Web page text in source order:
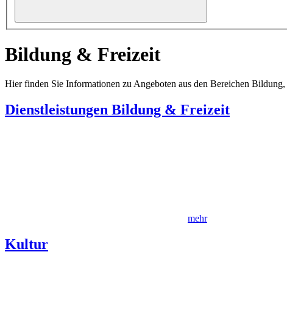
Bildung & Freizeit
Hier finden Sie Informationen zu Angeboten aus den Bereichen
Dienstleistungen Bildung & Freizeit
mehr
Kultur